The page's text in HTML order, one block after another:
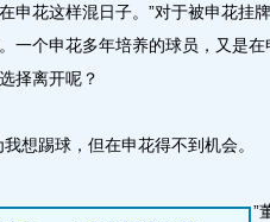
申花这样混日子。”对于被申花挂
一个申花多年培养的球员，又是
择离开呢？
踢球，但在申花得不到机会。
”